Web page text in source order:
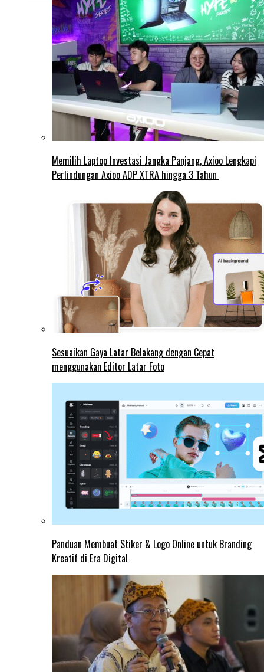
Memilih Laptop Investasi Jangka Panjang, Axioo Lengkapi
Perlindungan Axioo ADP XTRA hingga 3 Tahun
Sesuaikan Gaya Latar Belakang dengan Cepat
menggunakan Editor Latar Foto
Panduan Membuat Stiker & Logo Online untuk Branding
Kreatif di Era Digital